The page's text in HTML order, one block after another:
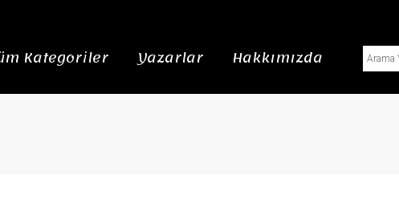
Kategoriler Yazarlar Hakkımızda